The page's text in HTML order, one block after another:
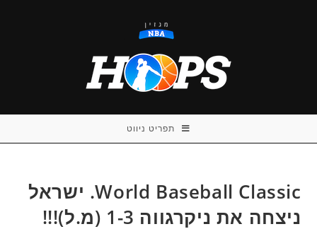
תפריט ניווט
World Baseball Classic. ישראל
ניצחה את ניקרגווה 1-3 (מ.ל)!!!